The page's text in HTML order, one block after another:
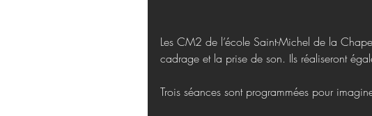
Les CM2 de l’école Saint-Michel de la
cadrage et la prise de son. Ils réaliseront
Trois séances sont programmées pour